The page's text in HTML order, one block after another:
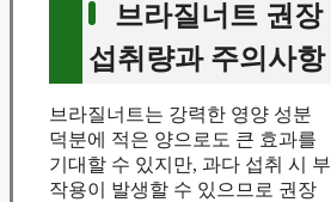
브라질너트 권장
섭취량과 주의사항
브라질너트는 강력한 영양 성분
덕분에 적은 양으로도 큰 효과를
기대할 수 있지만, 과다 섭취 시 부
작용이 발생할 수 있으므로 권장